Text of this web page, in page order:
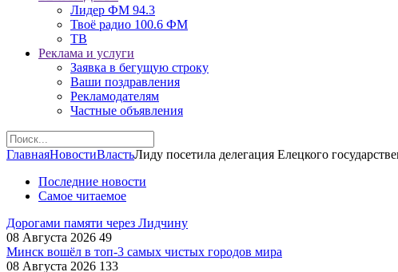
Лидер ФМ 94.3
Твоё радио 100.6 ФМ
ТВ
Реклама и услуги
Заявка в бегущую строку
Ваши поздравления
Рекламодателям
Частные объявления
ГлавнаяНовостиВластьЛиду посетила делегация Елецкого
Последние новости
Самое читаемое
Дорогами памяти через Лидчину
08 Августа 2026 49
Минск вошёл в топ-3 самых чистых городов мира
08 Августа 2026 133